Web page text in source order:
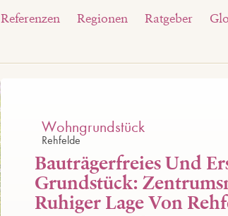
Referenzen Regionen Ratgeber
Rehfelde
Wohngrundstück
Bauträgerfreies Und
Grundstück:
Ruhiger Lage Von